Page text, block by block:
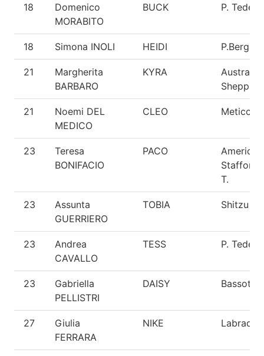
18
Domenico
MORABITO
BUCK P.
18 Simona INOLI HEIDI
21
Margherita
BARBARO
KYRA
Sheppard
21
Noemi DEL
MEDICO
CLEO Meticcio
23
Teresa
BONIFACIO
PACO
American
T.
23
Assunta
GUERRIERO
TOBIA Shitzu
23
Andrea
CAVALLO
TESS P.
23
Gabriella
PELLISTRI
DAISY Bassotto
27
Giulia
FERRARA
NIKE Labrador